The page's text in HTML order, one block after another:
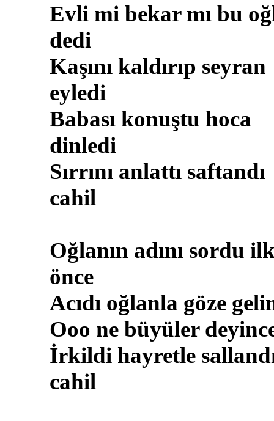
Evli mi bekar mı bu
dedi
Kaşını kaldırıp seyran
eyledi
Babası konuştu hoca
dinledi
Sırrını anlattı saftandı
cahil
Oğlanın adını sordu
önce
Acıdı oğlanla göze
Ooo ne büyüler
İrkildi hayretle
cahil